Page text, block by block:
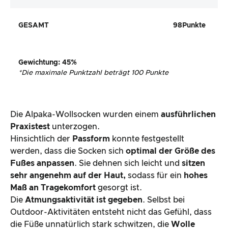
GESAMT 98 Punkte
Gewichtung: 45%
*Die maximale Punktzahl beträgt 100 Punkte
Die Alpaka-Wollsocken wurden einem ausführlichen
Praxistest unterzogen.
Hinsichtlich der Passform konnte festgestellt
werden, dass die Socken sich optimal der Größe des
Fußes anpassen. Sie dehnen sich leicht und sitzen
sehr angenehm auf der Haut, sodass für ein hohes
Maß an Tragekomfort gesorgt ist.
Die Atmungsaktivität ist gegeben. Selbst bei
Outdoor-Aktivitäten entsteht nicht das Gefühl, dass
die Füße unnatürlich stark schwitzen, die Wolle